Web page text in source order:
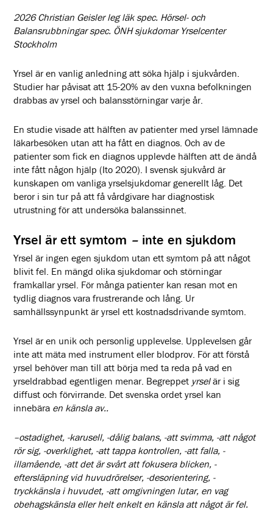
2026 Christian Geisler leg läk spec. Hörsel- och
Balansrubbningar spec. ÖNH sjukdomar Yrselcenter
Stockholm
Yrsel är en vanlig anledning att söka hjälp i sjukvården.
Studier har påvisat att 15-20% av den vuxna befolkningen
drabbas av yrsel och balansstörningar varje år.
En studie visade att hälften av patienter med yrsel lämnade
läkarbesöken utan att ha fått en diagnos. Och av de
patienter som fick en diagnos upplevde hälften att de ändå
inte fått någon hjälp (Ito 2020). I svensk sjukvård är
kunskapen om vanliga yrselsjukdomar generellt låg. Det
beror i sin tur på att få vårdgivare har diagnostisk
utrustning för att undersöka balanssinnet.
Yrsel är ett symtom – inte en sjukdom
Yrsel är ingen egen sjukdom utan ett symtom på att något
blivit fel. En mängd olika sjukdomar och störningar
framkallar yrsel. För många patienter kan resan mot en
tydlig diagnos vara frustrerande och lång. Ur
samhällssynpunkt är yrsel ett kostnadsdrivande symtom.
Yrsel är en unik och personlig upplevelse. Upplevelsen går
inte att mäta med instrument eller blodprov. För att förstå
yrsel behöver man till att börja med ta reda på vad en
yrseldrabbad egentligen menar. Begreppet yrselär i sig
diffust och förvirrande. Det svenska ordet yrsel kan
innebära en känsla av..
–ostadighet, -karusell, -dålig balans, -att svimma, -att något
rör sig, -overklighet, -att tappa kontrollen, -att falla, -
illamående, -att det är svårt att fokusera blicken, -
eftersläpning vid huvudrörelser, -desorientering, -
tryckkänsla i huvudet, -att omgivningen lutar, en vag
obehagskänsla eller helt enkelt en känsla att något är fel.